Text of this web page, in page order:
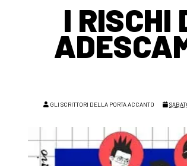
I RISCHI
GLI SCRITTORI DELLA PORTA ACCANTO